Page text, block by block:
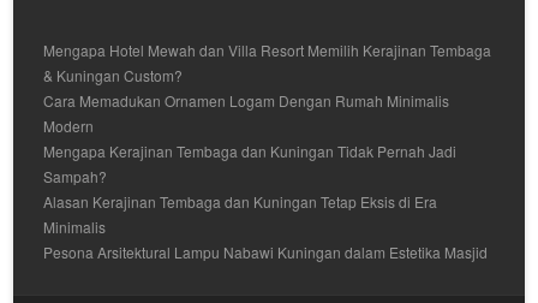
Mengapa Hotel Mewah dan Villa Resort Memilih Kerajinan Tembaga
& Kuningan Custom?
Cara Memadukan Ornamen Logam Dengan Rumah Minimalis
Modern
Mengapa Kerajinan Tembaga dan Kuningan Tidak Pernah Jadi
Sampah?
Alasan Kerajinan Tembaga dan Kuningan Tetap Eksis di Era
Minimalis
Pesona Arsitektural Lampu Nabawi Kuningan dalam Estetika Masjid